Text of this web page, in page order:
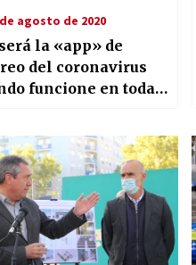
agosto de 2020
la «app» de
del coronavirus
funcione en toda